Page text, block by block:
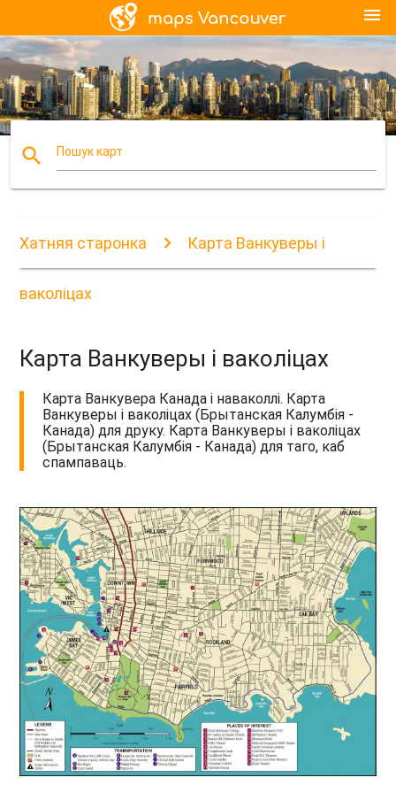
menu
search Пошук карт
Хатняя старонка Карта Ванкуверы і
ваколіцах
Карта Ванкуверы і ваколіцах
Карта Ванкувера Канада і наваколлі. Карта
Ванкуверы і ваколіцах (Брытанская Калумбія -
Канада) для друку. Карта Ванкуверы і ваколіцах
(Брытанская Калумбія - Канада) для таго, каб
спампаваць.